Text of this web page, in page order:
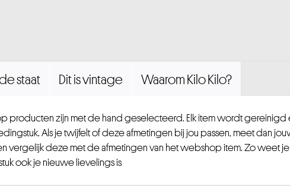
staat Dit is vintage Waarom Kilo Kilo?
producten zijn met de hand geselecteerd. Elk item wordt gereinigd
Als je twijfelt of deze afmetingen bij jou passen, meet dan
vergelijk deze met de afmetingen van het webshop item. Zo weet
ook je nieuwe lievelings is